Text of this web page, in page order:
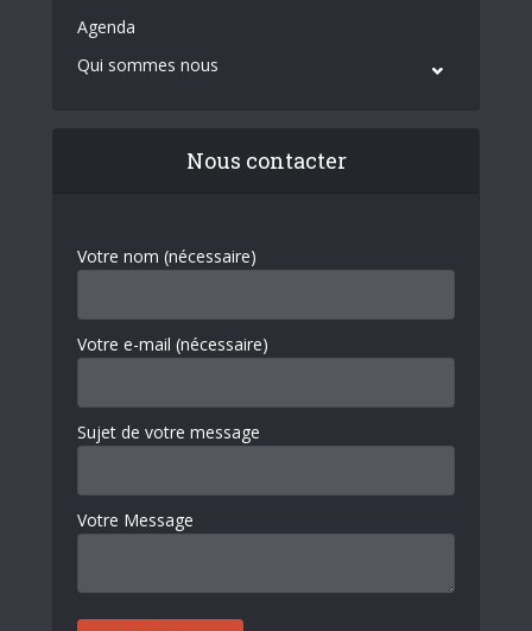
Agenda
Qui sommes nous
Nous contacter
Votre nom (nécessaire)
Votre e-mail (nécessaire)
Sujet de votre message
Votre Message